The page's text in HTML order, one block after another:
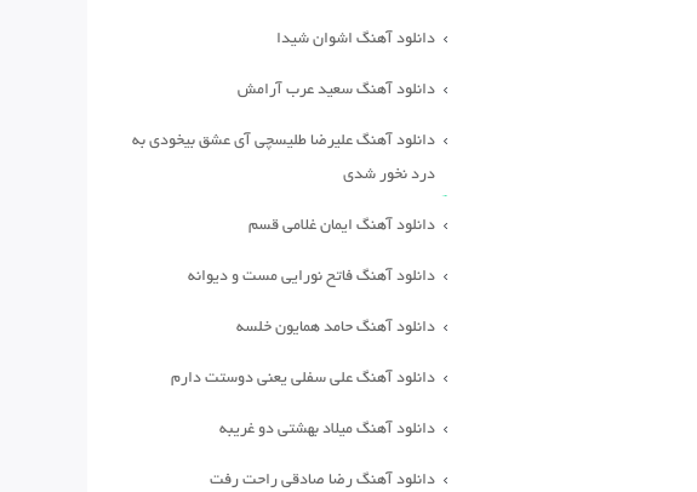
دانلود آهنگ اشوان شیدا
دانلود آهنگ سعید عرب آرامش
دانلود آهنگ علیرضا طلیسچی آی عشق بیخودی به
درد نخور شدی
دانلود آهنگ ایمان غلامی قسم
دانلود آهنگ فاتح نورایی مست و دیوانه
دانلود آهنگ حامد همایون خلسه
دانلود آهنگ علی سفلی یعنی دوستت دارم
دانلود آهنگ میلاد بهشتی دو غریبه
دانلود آهنگ رضا صادقی راحت رفت